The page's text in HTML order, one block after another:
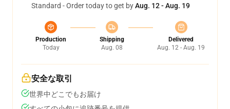
Standard - Order today to get byAug. 12 - Aug. 19
Production
Today
Shipping
Aug. 08
Delivered
Aug. 12 - Aug. 19
安全な取引
世界中どこでもお届け